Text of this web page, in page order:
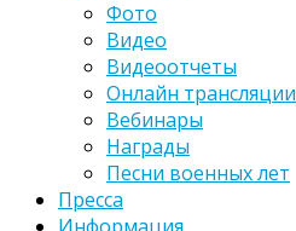
Фото
Видео
Видеоотчеты
Онлайн трансляции
Вебинары
Награды
Песни военных лет
Пресса